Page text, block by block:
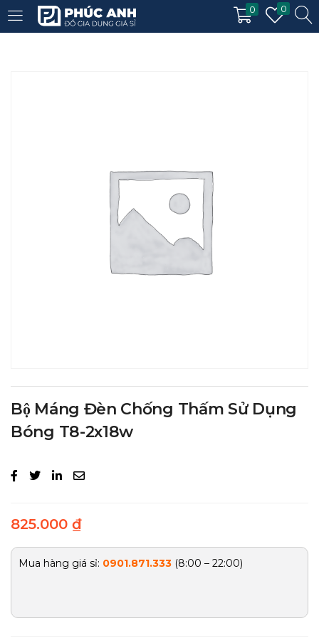
0 0
LOGIN REGISTER
Login
Lost password?
Bộ Máng Đèn Chống Thấm Sử Dụng
Bóng T8-2x18w
825.000 ₫
Mua hàng giá sỉ: 0901.871.333 (8:00 – 22:00)